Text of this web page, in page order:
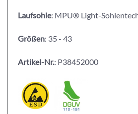
Laufsohle: MPU® Light-
Größen: 35 - 43
Artikel-Nr.: P38452000